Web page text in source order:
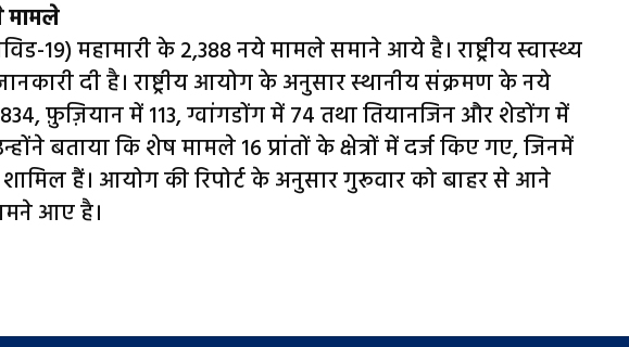
मामले
19) महामारी के 2,388 नये मामले समाने आये है। राष्ट्रीय स्वास्थ्य
दी है। राष्ट्रीय आयोग के अनुसार स्थानीय संक्रमण के नये
फ़ुज़ियान में 113, ग्वांगडोंग में 74 तथा तियानजिन और शेडोंग में
बताया कि शेष मामले 16 प्रांतों के क्षेत्रों में दर्ज किए गए, जिनमें
हैं। आयोग की रिपोर्ट के अनुसार गुरूवार को बाहर से आने
आए है।